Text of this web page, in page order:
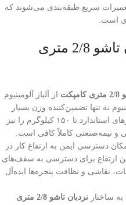
سریع طبقه‌بندی می‌شوند که
است.
طراحی و ساختار نردبان تاشو 2/8 متری
از آلیاژ آلومینیوم
نه تنها تضمین‌کننده وزن بسیار
پایین نردبان است، بلکه توانایی تحمل بارهای استاندارد تا ۱۵۰ کیلوگرم را نیز
و نیمه‌صنعتی کاملاً کافی است.
ایده‌آل: طول ۲.۸ متری، امکان دسترسی ایمن به ارتفاع کار در
این ارتفاع برای دسترسی به سقف‌های
نقاشی و نظافت پنجره‌ها ایده‌آل
ساختار
نردبان تاشو 2/8 متری